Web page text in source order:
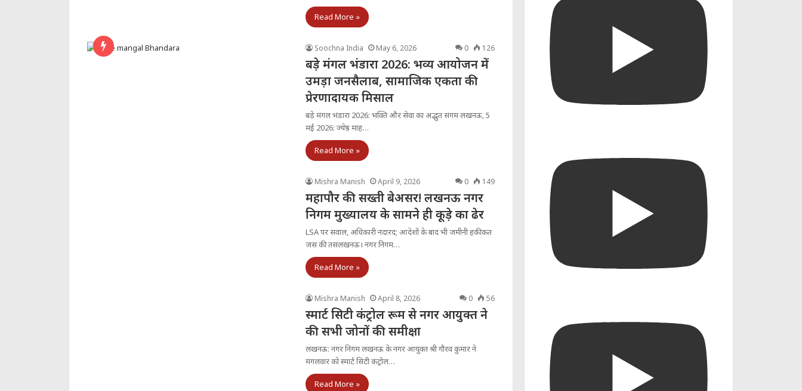
Read More »
Soochna India May 6, 2026 0 126
बड़े मंगल भंडारा 2026: भव्य आयोजन में
उमड़ा जनसैलाब, सामाजिक एकता की
प्रेरणादायक मिसाल
बड़े मंगल भंडारा 2026: भक्ति और सेवा का अद्भुत संगम लखनऊ, 5
मई 2026: ज्येष्ठ माह…
Read More »
Mishra Manish April 9, 2026 0 149
महापौर की सख्ती बेअसर! लखनऊ नगर
निगम मुख्यालय के सामने ही कूड़े का ढेर
LSA पर सवाल, अधिकारी नदारद; आदेशों के बाद भी जमीनी हकीकत
जस की तसलखनऊ। नगर निगम…
Read More »
Mishra Manish April 8, 2026 0 56
स्मार्ट सिटी कंट्रोल रूम से नगर आयुक्त ने
की सभी जोनों की समीक्षा
लखनऊ: नगर निगम लखनऊ के नगर आयुक्त श्री गौरव कुमार ने
मंगलवार को स्मार्ट सिटी कंट्रोल…
Read More »